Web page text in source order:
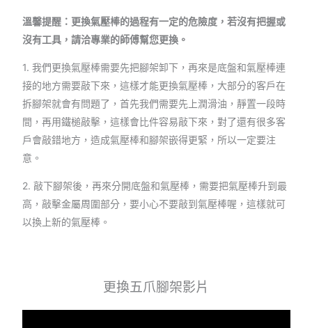
溫馨提醒：更換氣壓棒的過程有一定的危險度，若沒有把握或
沒有工具，請洽專業的師傅幫您更換。
1. 我們更換氣壓棒需要先把腳架卸下，再來是底盤和氣壓棒連
接的地方需要敲下來，這樣才能更換氣壓棒，大部分的客戶在
拆腳架就會有問題了，首先我們需要先上潤滑油，靜置一段時
間，再用鐵槌敲擊，這樣會比件容易敲下來，對了還有很多客
戶會敲錯地方，造成氣壓棒和腳架嵌得更緊，所以一定要注
意。
2. 敲下腳架後，再來分開底盤和氣壓棒，需要把氣壓棒升到最
高，敲擊金屬周圍部分，要小心不要敲到氣壓棒喔，這樣就可
以換上新的氣壓棒。
更換五爪腳架影片